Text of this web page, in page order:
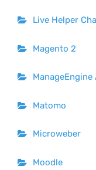
Live Helper
Magento 2
Matomo
Microweber
Moodle